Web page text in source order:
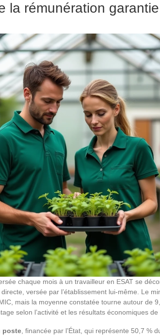
la rémunération
chaque mois à un travailleur en ESAT se
versée par l’établissement lui-même. Le
mais la moyenne constatée tourne autour de
selon l’activité et les résultats économiques de
poste , financée par l’État, qui représente 50,7 %